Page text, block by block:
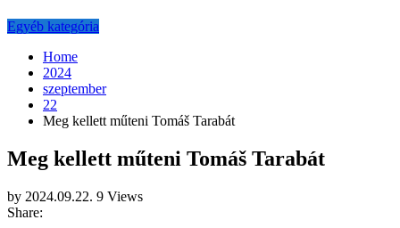
Egyéb kategória
Home
2024
szeptember
22
Meg kellett műteni Tomáš Tarabát
Meg kellett műteni Tomáš Tarabát
by 2024.09.22. 9 Views
Share: